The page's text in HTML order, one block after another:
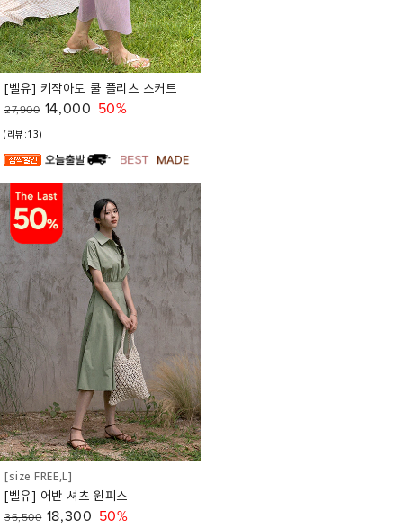
[벨유] 키작아도 쿨 플리츠 스커트
27,900 14,000 50%
(리뷰:13)
[size FREE,L]
[벨유] 어반 셔츠 원피스
36,500 18,300 50%